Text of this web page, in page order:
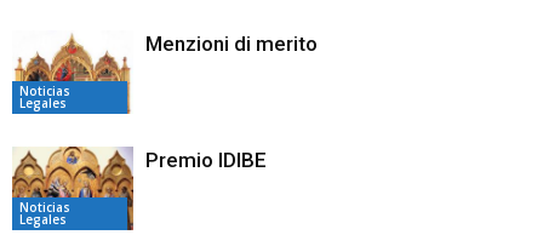
Noticias
Legales
Menzioni di merito
Noticias
Legales
Premio IDIBE